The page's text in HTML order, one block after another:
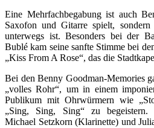
Eine Mehrfachbegabung ist auch
Saxofon und Gitarre spielt,
unterwegs ist. Besonders bei der
Bublé kam seine sanfte Stimme bei
„Kiss From A Rose“, das die
Bei den Benny Goodman-Memories
„volles Rohr“, um in einem
Publikum mit Ohrwürmern wie
„Sing, Sing, Sing“ zu begeistern.
Michael Setzkorn (Klarinette) und